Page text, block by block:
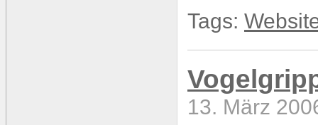
Tags:
13. März